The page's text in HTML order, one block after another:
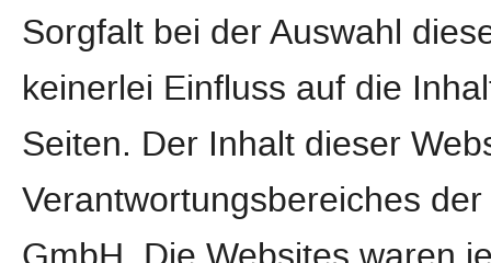
Sorgfalt bei der Auswahl
keinerlei Einfluss auf die
Seiten. Der Inhalt dieser
Verantwortungsbereiches